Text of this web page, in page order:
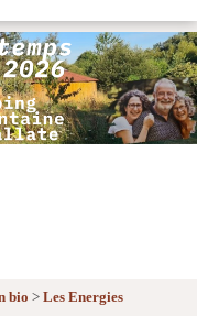
bio > Les Energies